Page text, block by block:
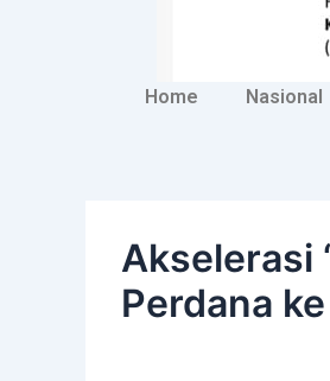
Home Nasional
Akselerasi
Perdana